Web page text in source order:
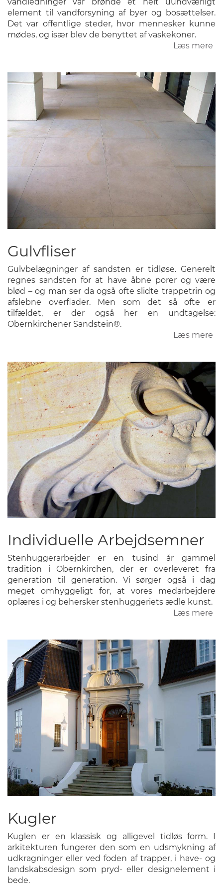
element til vandforsyning af byer og bosættelser.
Det var offentlige steder, hvor mennesker kunne
mødes, og især blev de benyttet af vaskekoner.
Læs mere
Gulvfliser
Gulvbelægninger af sandsten er tidløse. Generelt
regnes sandsten for at have åbne porer og være
blød – og man ser da også ofte slidte trappetrin og
afslebne overflader. Men som det så ofte er
tilfældet, er der også her en undtagelse:
Obernkirchener Sandstein®.
Læs mere
Individuelle Arbejdsemner
Stenhuggerarbejder er en tusind år gammel
tradition i Obernkirchen, der er overleveret fra
generation til generation. Vi sørger også i dag
meget omhyggeligt for, at vores medarbejdere
oplæres i og behersker stenhuggeriets ædle kunst.
Læs mere
Kugler
Kuglen er en klassisk og alligevel tidløs form. I
arkitekturen fungerer den som en udsmykning af
udkragninger eller ved foden af trapper, i have- og
landskabsdesign som pryd- eller designelement i
bede.